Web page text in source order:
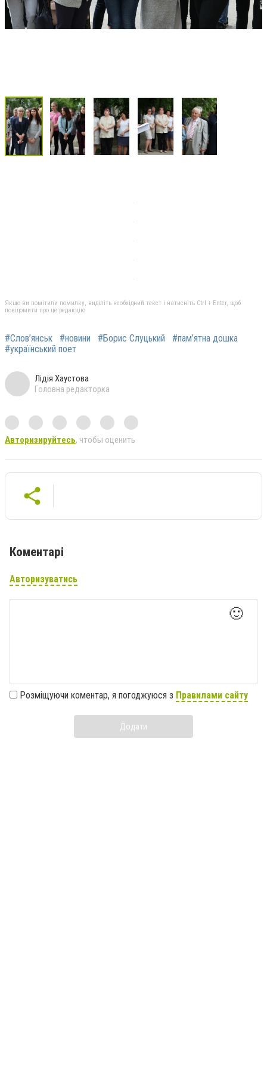
Якщо ви помітили помилку, виділіть необхідний текст і натисніть Ctrl + Enter, щоб
повідомити про це редакцію
#Слов’янськ #новини #Борис Слуцький
#пам’ятна дошка
#український поет
Лідія Хаустова
Головна редакторка
Авторизируйтесь, чтобы оценить
Коментарі
Авторизуватись
🙂
Розміщуючи коментар, я погоджуюся з Правилами сайту
Додати